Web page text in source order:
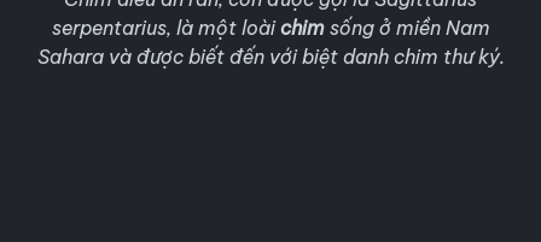
serpentarius, là một loàichimsống ở miền Nam
Sahara và được biết đến với biệt danh chim thư ký.